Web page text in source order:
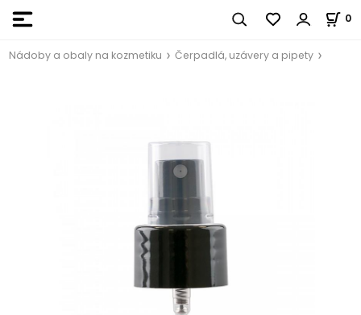
0
Nádoby a obaly na kozmetiku Čerpadlá, uzávery a pipety